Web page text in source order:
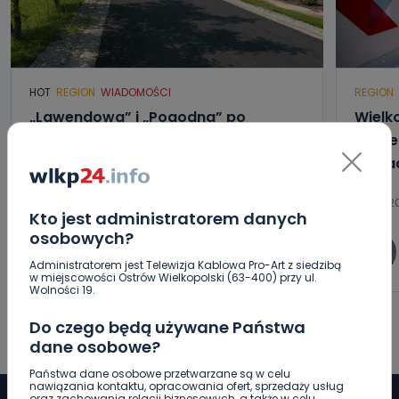
Kto jest administratorem danych
osobowych?
Administratorem jest Telewizja Kablowa Pro-Art z siedzibą
w miejscowości Ostrów Wielkopolski (63-400) przy ul.
Wolności 19.
Do czego będą używane Państwa
dane osobowe?
Państwa dane osobowe przetwarzane są w celu
nawiązania kontaktu, opracowania ofert, sprzedaży usług
HOT REGION WIADOMOŚCI
„Lawendowa” i „Pogodna” po
Aleksandra Barczak
REGION